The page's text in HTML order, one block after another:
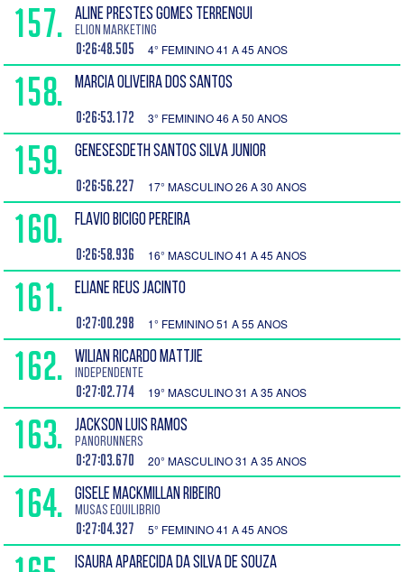
157. ALINE PRESTES GOMES TERRENGUI
Elion Marketing
0:26:48.505 4° FEMININO 41 A 45 ANOS
158. MARCIA OLIVEIRA DOS SANTOS
0:26:53.172 3° FEMININO 46 A 50 ANOS
159. GENESESDETH SANTOS SILVA JUNIOR
0:26:56.227 17° MASCULINO 26 A 30 ANOS
160. FLAVIO BICIGO PEREIRA
0:26:58.936 16° MASCULINO 41 A 45 ANOS
161. ELIANE REUS JACINTO
0:27:00.298 1° FEMININO 51 A 55 ANOS
162. WILIAN RICARDO MATTJIE
Independente
0:27:02.774 19° MASCULINO 31 A 35 ANOS
163. JACKSON LUIS RAMOS
PanoRunners
0:27:03.670 20° MASCULINO 31 A 35 ANOS
164. GISELE MACKMILLAN RIBEIRO
Musas Equilibrio
0:27:04.327 5° FEMININO 41 A 45 ANOS
ISAURA APARECIDA DA SILVA DE SOUZA